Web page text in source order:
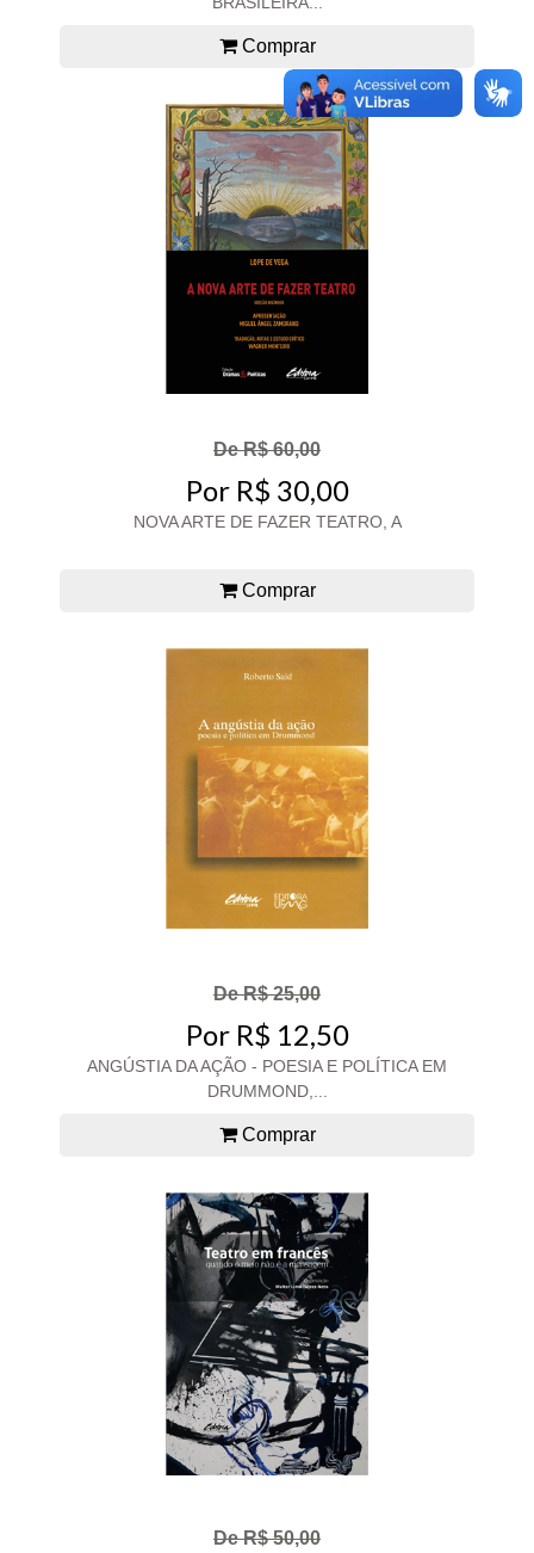
Comprar
De R$ 60,00
Por R$ 30,00
NOVA ARTE DE FAZER TEATRO, A
Comprar
De R$ 25,00
Por R$ 12,50
ANGÚSTIA DA AÇÃO - POESIA E POLÍTICA EM
DRUMMOND,...
Comprar
De R$ 50,00